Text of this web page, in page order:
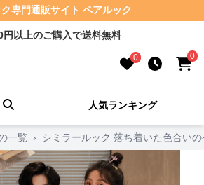
専門通販サイト ペアルック
円以上のご購入で送料無料
0 0
人気ランキング
一覧 › シミラールック 落ち着いた色合い